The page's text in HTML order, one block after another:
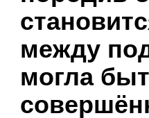
между
могла